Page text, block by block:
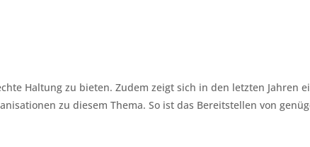
Haltung zu bieten. Zudem zeigt sich in den letzten Jahren
zu diesem Thema. So ist das Bereitstellen von